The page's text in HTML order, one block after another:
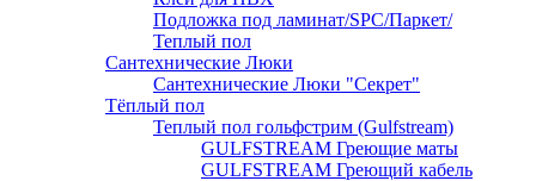
Подложка под ламинат/SPC/Паркет/
Теплый пол
Сантехнические Люки
Сантехнические Люки "Секрет"
Тёплый пол
Теплый пол гольфстрим (Gulfstream)
GULFSTREAM Греющие маты
GULFSTREAM Греющий кабель